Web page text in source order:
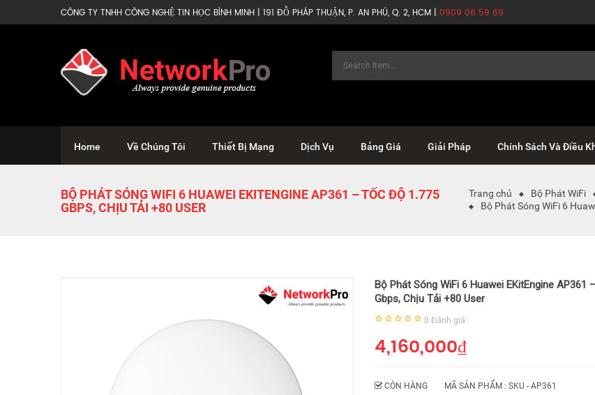
CÔNG TY TNHH CÔNG NGHỆ TIN HỌC BÌNH MINH | 191 ĐỖ PHÁP THUẬN, P. AN PHÚ, Q. 2, HCM | 0909 06 59 69
Home Về Chúng Tôi Thiết Bị Mạng Dịch Vụ Bảng Giá Giải Pháp Chính Sách Và Điều
BỘ PHÁT SÓNG WIFI 6 HUAWEI EKITENGINE AP361 – TỐC ĐỘ 1.775
GBPS, CHỊU TẢI +80 USER
Trang chủ Bộ Phát WiFi
Bộ Phát Sóng WiFi 6
Bộ Phát Sóng WiFi 6 Huawei EKitEngine AP361
Gbps, Chịu Tải +80 User
0 Đánh giá
4,160,000₫
CÒN HÀNG MÃ SẢN PHẨM : SKU - AP361